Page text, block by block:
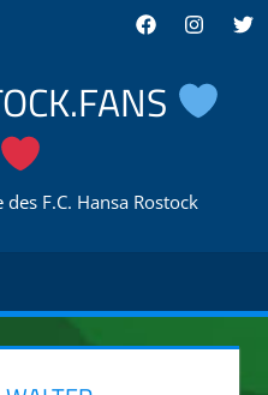
Facebook
F.C. Hansa Rostock